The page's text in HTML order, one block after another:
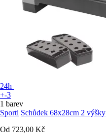
24h
+-3
1 barev
Sporti Schůdek 68x28cm 2 výšky
Od 723,00 Kč